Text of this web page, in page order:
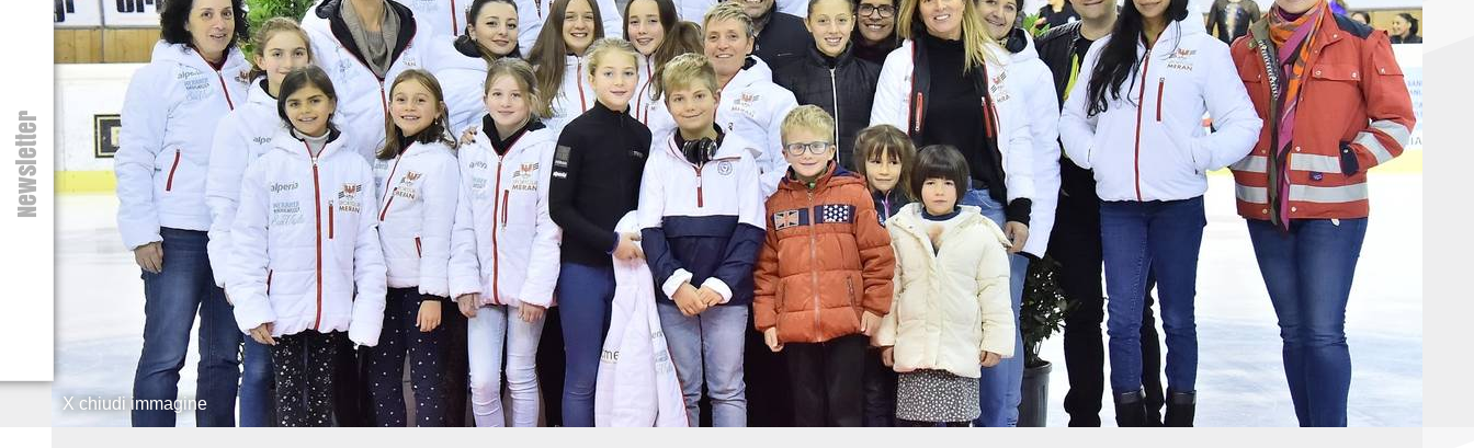
Newsletter
X chiudi immagine